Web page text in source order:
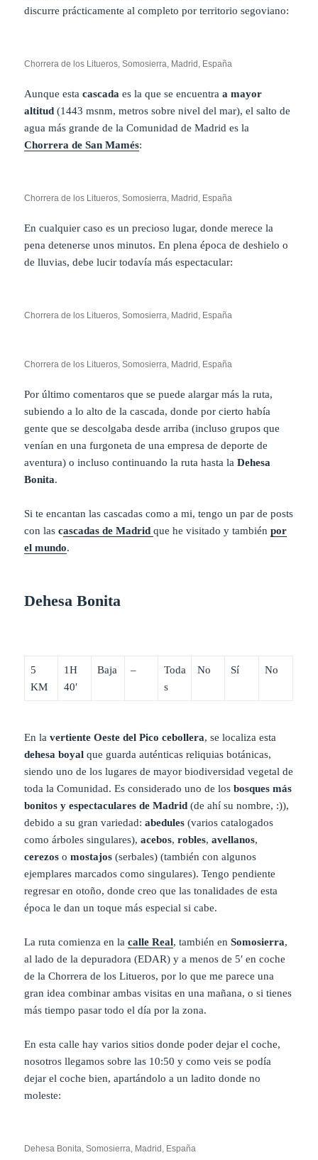
discurre prácticamente al completo por territorio segoviano:
Chorrera de los Litueros, Somosierra, Madrid, España
Aunque estacascadaes la que se encuentraa mayor
altitud (1443 msnm, metros sobre nivel del mar), el salto de
agua más grande de la Comunidad de Madrid es la
Chorrera de San Mamés:
Chorrera de los Litueros, Somosierra, Madrid, España
En cualquier caso es un precioso lugar, donde merece la
pena detenerse unos minutos. En plena época de deshielo o
de lluvias, debe lucir todavía más espectacular:
Chorrera de los Litueros, Somosierra, Madrid, España
Chorrera de los Litueros, Somosierra, Madrid, España
Por último comentaros que se puede alargar más la ruta,
subiendo a lo alto de la cascada, donde por cierto había
gente que se descolgaba desde arriba (incluso grupos que
venían en una furgoneta de una empresa de deporte de
aventura) o incluso continuando la ruta hasta laDehesa
Bonita.
Si te encantan las cascadas como a mi, tengo un par de posts
con lascascadas de Madridque he visitado y tambiénpor
el mundo.
Dehesa Bonita
5
KM
1H
40′
Baja –
Toda
s
No Sí No
En lavertiente Oeste del Pico cebollera, se localiza esta
dehesa boyalque guarda auténticas reliquias botánicas,
siendo uno de los lugares de mayor biodiversidad vegetal de
toda la Comunidad. Es considerado uno de losbosques más
bonitos y espectaculares de Madrid (de ahí su nombre, :)),
debido a su gran variedad:abedules(varios catalogados
como árboles singulares),acebos,robles,avellanos,
cerezos omostajos(serbales) (también con algunos
ejemplares marcados como singulares). Tengo pendiente
regresar en otoño, donde creo que las tonalidades de esta
época le dan un toque más especial si cabe.
La ruta comienza en lacalle Real, también enSomosierra,
al lado de la depuradora (EDAR) y a menos de 5′ en coche
de la Chorrera de los Litueros, por lo que me parece una
gran idea combinar ambas visitas en una mañana, o si tienes
más tiempo pasar todo el día por la zona.
En esta calle hay varios sitios donde poder dejar el coche,
nosotros llegamos sobre las 10:50 y como veis se podía
dejar el coche bien, apartándolo a un ladito donde no
moleste:
Dehesa Bonita, Somosierra, Madrid, España